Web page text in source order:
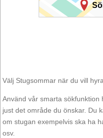
Välj Stugsommar när du vill
Använd vår smarta
just det område du önskar. Du
om stugan exempelvis ska ha
osv.